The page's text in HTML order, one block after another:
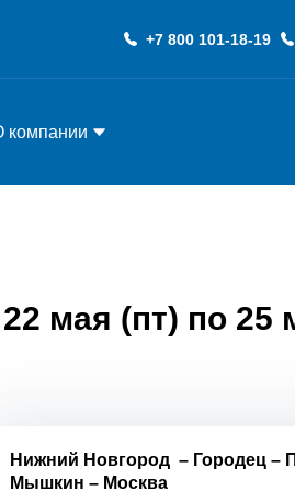
+7 800 101-18-19
компании
мая (пт) по 25
Нижний Новгород – Городец –
Мышкин – Москва